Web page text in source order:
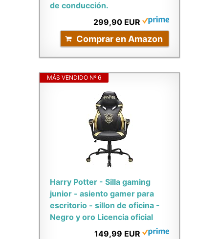
de conducción.
299,90 EUR
Comprar en Amazon
MÁS VENDIDO Nº 6
Harry Potter - Silla gaming
junior - asiento gamer para
escritorio - sillon de oficina -
Negro y oro Licencia oficial
149,99 EUR